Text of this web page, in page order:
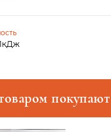
покупают